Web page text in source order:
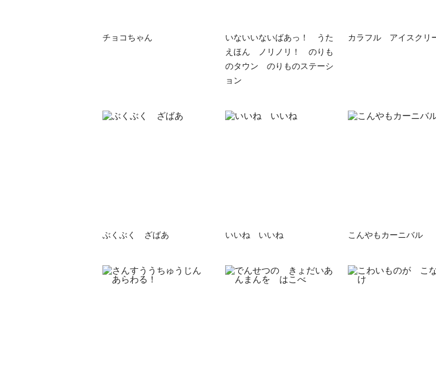
チョコちゃん
いないいないばあっ！ うた
えほん ノリノリ！ のりも
のタウン のりものステーシ
ョン
カラフル アイスクリ
ぶくぶく ざばあ いいね いいね こんやもカーニバル